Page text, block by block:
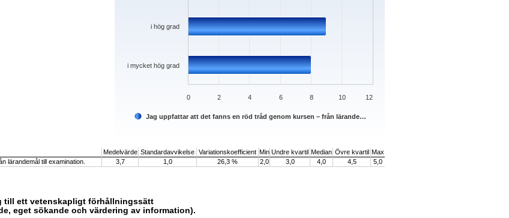
Jag uppfattar att det fanns en röd tråd genom kursen – från lärande…
i mycket hög grad
i hög grad
0 2 4 6 8 10 12
Medelvärde Standardavvikelse Variationskoefficient Min Undre kvartil Median Övre kvartil Max
lärandemål till examination.
3,7 1,0 26,3 % 2,0 3,0 4,0 4,5 5,0
till ett vetenskapligt förhållningssätt
eget sökande och värdering av information).